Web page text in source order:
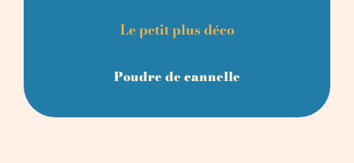
Le petit plus déco
Poudre de cannelle